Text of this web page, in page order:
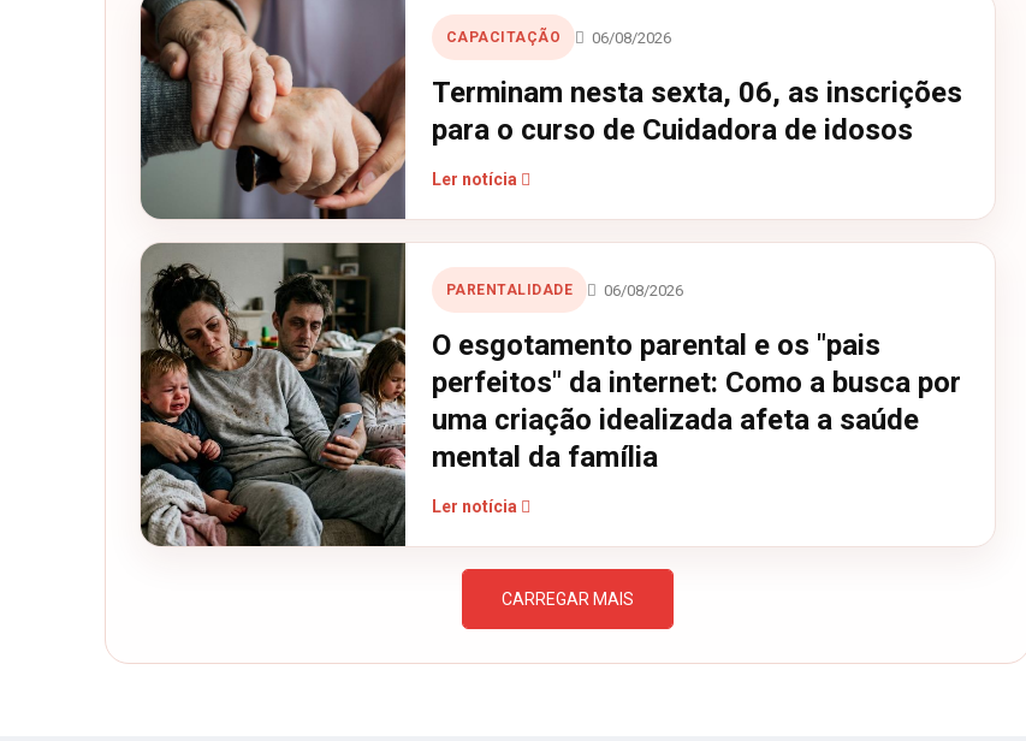
CAPACITAÇÃO 06/08/2026
Terminam nesta sexta, 06, as inscrições
para o curso de Cuidadora de idosos
Ler notícia
PARENTALIDADE 06/08/2026
O esgotamento parental e os "pais
perfeitos" da internet: Como a busca por
uma criação idealizada afeta a saúde
mental da família
Ler notícia
CARREGAR MAIS